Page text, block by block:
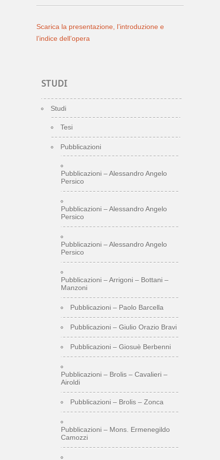
Scarica la presentazione, l’introduzione e
l’indice dell’opera
STUDI
Studi
Tesi
Pubblicazioni
Pubblicazioni – Alessandro Angelo
Persico
Pubblicazioni – Alessandro Angelo
Persico
Pubblicazioni – Alessandro Angelo
Persico
Pubblicazioni – Arrigoni – Bottani –
Manzoni
Pubblicazioni – Paolo Barcella
Pubblicazioni – Giulio Orazio Bravi
Pubblicazioni – Giosuè Berbenni
Pubblicazioni – Brolis – Cavalieri –
Airoldi
Pubblicazioni – Brolis – Zonca
Pubblicazioni – Mons. Ermenegildo
Camozzi